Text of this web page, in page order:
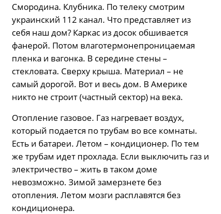
Смородина. Клубника. По телеку смотрим
украинский 112 канал. Что представляет из
себя наш дом? Каркас из досок обшивается
фанерой. Потом влаготермонепроницаемая
пленка и вагонка. В середине стены –
стекловата. Сверху крыша. Материал – не
самый дорогой. Вот и весь дом. В Америке
никто не строит (частный сектор) на века.
Отопление газовое. Газ нагревает воздух,
который подается по трубам во все комнаты.
Есть и батареи. Летом – кондиционер. По тем
же трубам идет прохлада. Если выключить газ и
электричество – жить в таком доме
невозможно. Зимой замерзнете без
отопления. Летом мозги расплавятся без
кондиционера.